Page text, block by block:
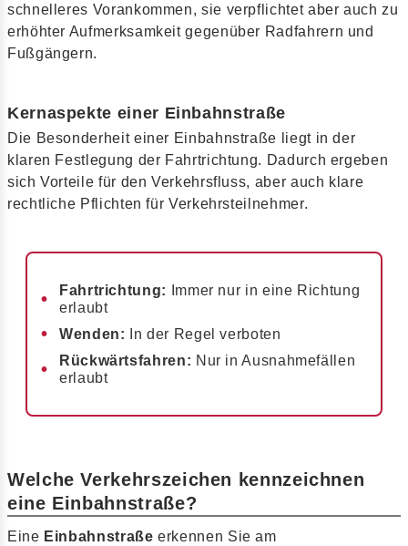
schnelleres Vorankommen, sie verpflichtet aber auch zu
erhöhter Aufmerksamkeit gegenüber Radfahrern und
Fußgängern.
Kernaspekte einer Einbahnstraße
Die Besonderheit einer Einbahnstraße liegt in der
klaren Festlegung der Fahrtrichtung. Dadurch ergeben
sich Vorteile für den Verkehrsfluss, aber auch klare
rechtliche Pflichten für Verkehrsteilnehmer.
Fahrtrichtung:
Immer nur in eine Richtung
erlaubt
Wenden: In der Regel verboten
Rückwärtsfahren: Nur in Ausnahmefällen
erlaubt
Welche Verkehrszeichen kennzeichnen
eine Einbahnstraße?
Eine Einbahnstraße erkennen Sie am